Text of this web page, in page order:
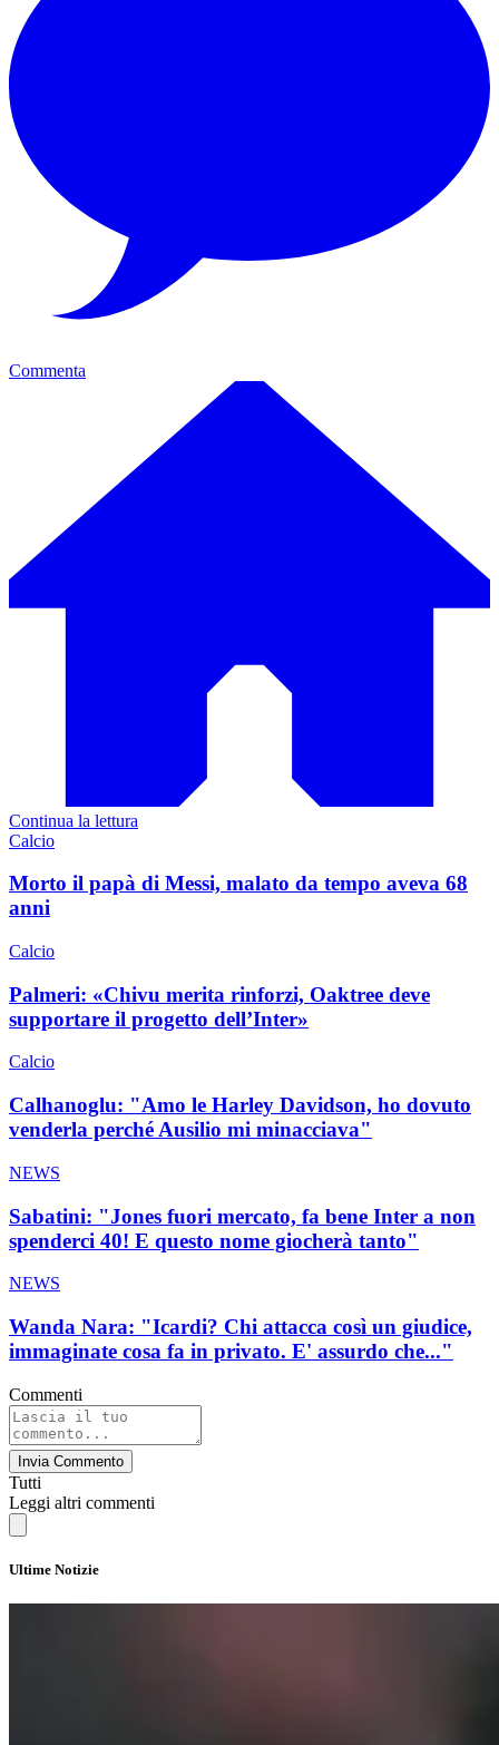
Commenta
Continua la lettura
Calcio
Morto il papà di Messi, malato da tempo aveva 68
anni
Calcio
Palmeri: «Chivu merita rinforzi, Oaktree deve
supportare il progetto dell’Inter»
Calcio
Calhanoglu: "Amo le Harley Davidson, ho dovuto
venderla perché Ausilio mi minacciava"
NEWS
Sabatini: "Jones fuori mercato, fa bene Inter a non
spenderci 40! E questo nome giocherà tanto"
NEWS
Wanda Nara: "Icardi? Chi attacca così un giudice,
immaginate cosa fa in privato. E' assurdo che..."
Commenti
Invia Commento
Tutti
Leggi altri commenti
Ultime Notizie